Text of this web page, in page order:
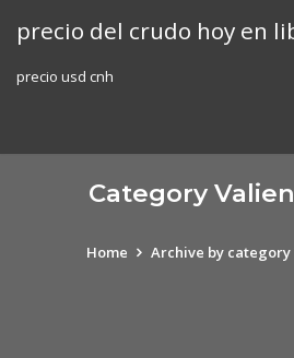
precio del crudo hoy en
precio usd cnh
Category
Home Archive by category